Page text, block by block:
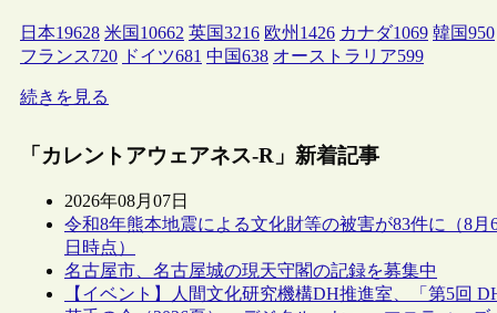
日本19628 米国 10662 英国3216 欧州 1426 カナダ1069 韓国950
フランス720 ドイツ681 中国638 オーストラリア599
続きを見る
「カレントアウェアネス-R」新着記事
2026年08月07日
令和8年熊本地震による文化財等の被害が83件に（8月
日時点）
名古屋市、名古屋城の現天守閣の記録を募集中
【イベント】人間文化研究機構DH推進室、「第5回